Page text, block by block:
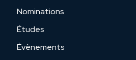
Nominations
Études
Évènements